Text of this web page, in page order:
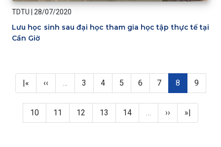
TDTU 28/07/2020
Lưu học sinh sau đại học tham gia học tập thực tế tại
Cần Giờ
First page
|« Previous page
‹‹ … Page
3 Page
4 Page
5 Page
6 Page
7 Trang hiện
8 Page
9
Page
10 Page
11 Page
12 Page
13 Page
14 … Next page
›› Last page
»|